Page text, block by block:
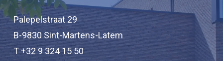
Palepelstraat 29
B-9830 Sint-Martens-Latem
T +32 9 324 15 50